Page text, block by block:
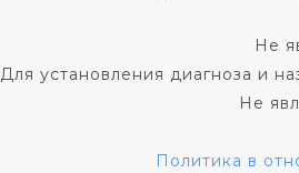
Не
Для установления диагноза и
Не
Политика в